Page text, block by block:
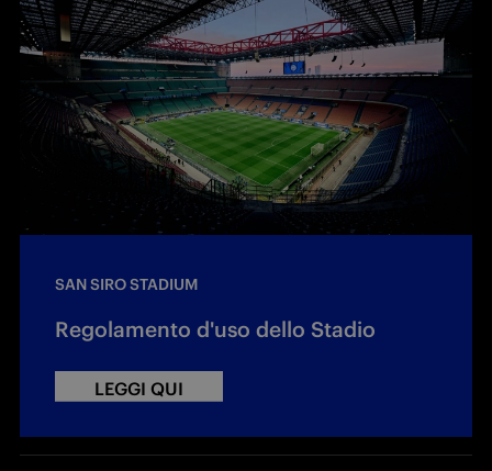
SAN SIRO STADIUM
Regolamento d'uso dello Stadio
LEGGI QUI